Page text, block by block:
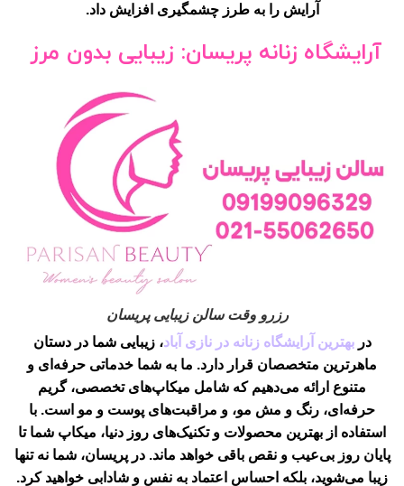
آرایش را به طرز چشمگیری افزایش داد.
آرایشگاه زنانه پریسان: زیبایی بدون مرز
رزرو وقت سالن زیبایی پریسان
دربهترین آرایشگاه زنانه در نازی آباد، زیبایی شما در دستان
ماهرترین متخصصان قرار دارد. ما به شما خدماتی حرفه‌ای و
متنوع ارائه می‌دهیم که شامل میکاپ‌های تخصصی، گریم
حرفه‌ای، رنگ و مش مو، و مراقبت‌های پوست و مو است. با
استفاده از بهترین محصولات و تکنیک‌های روز دنیا، میکاپ شما تا
پایان روز بی‌عیب و نقص باقی خواهد ماند. در پریسان، شما نه تنها
زیبا می‌شوید، بلکه احساس اعتماد به نفس و شادابی خواهید کرد.